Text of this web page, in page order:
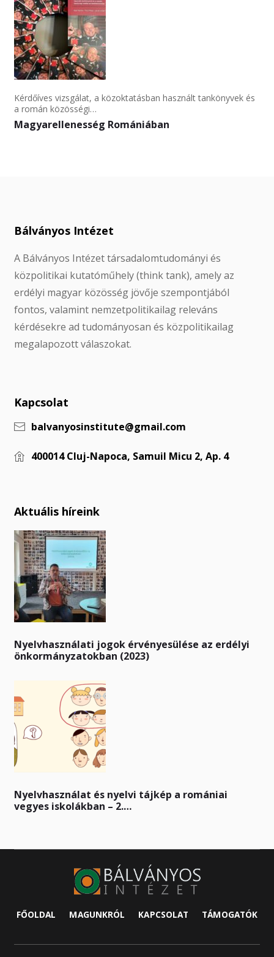
Magyarellenesség Romániában
Kérdőíves vizsgálat, a közoktatásban használt tankönyvek és
a román közösségi…
Bálványos Intézet
A Bálványos Intézet társadalomtudományi és
közpolitikai kutatóműhely (think tank), amely az
erdélyi magyar közösség jövője szempontjából
fontos, valamint nemzetpolitikailag releváns
kérdésekre ad tudományosan és közpolitikailag
megalapozott válaszokat.
Kapcsolat
balvanyosinstitute@gmail.com
400014 Cluj-Napoca, Samuil Micu 2, Ap. 4
Aktuális híreink
Nyelvhasználati jogok érvényesülése az erdélyi
önkormányzatokban (2023)
Nyelvhasználat és nyelvi tájkép a romániai
vegyes iskolákban – 2.…
FŐOLDAL MAGUNKRÓL KAPCSOLAT TÁMOGATÓK